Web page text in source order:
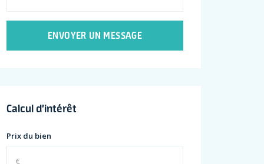
ENVOYER UN MESSAGE
Calcul d’intérêt
Prix du bien